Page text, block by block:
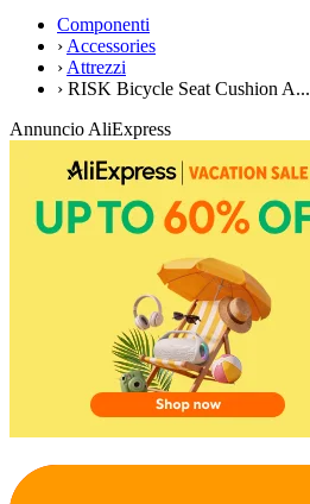
Componenti
› Accessories
› Attrezzi
› RISK Bicycle Seat Cushion A...
Annuncio AliExpress